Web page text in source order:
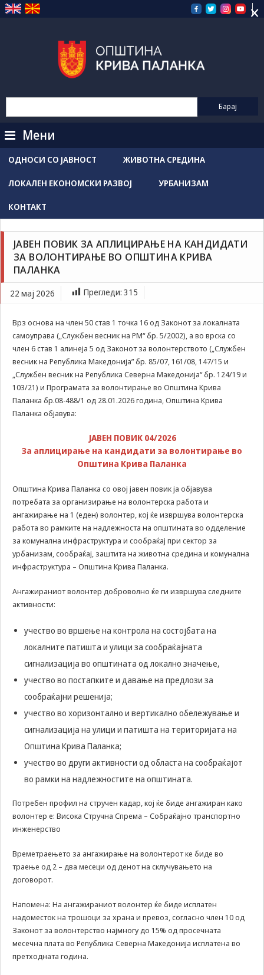
Прескокнете
Мени
ОДНОСИ СО ЈАВНОСТ ЖИВОТНА СРЕДИНА
ЛОКАЛЕН ЕКОНОМСКИ РАЗВОЈ УРБАНИЗАМ
КОНТАКТ
ЈАВЕН ПОВИК ЗА АПЛИЦИРАЊЕ НА КАНДИДАТИ
ЗА ВОЛОНТИРАЊЕ ВО ОПШТИНА КРИВА
ПАЛАНКА
22 мај 2026 Прегледи: 315
Новости / Настани Соопштенија
мај 22, 2026 Grozdancho Hristovski
Јавен повик за аплицирање на кандидати за
волонтирање во Општина Крива Паланка
Врз основа на член 50 став 1 точка 16 од Законот за локалната
самоуправа („Службен весник на РМ“ бр. 5/2002), а во врска со
член 6 став 1 алинеја 5 од Законот за волонтерството („Службен
весник на Република Македонија” бр. 85/07, 161/08, 147/15 и
„Службен весник на Република Северна Македонија“ бр. 124/19 и
103/21) и Програмата за волонтирање во Општина Крива
Паланка бр.08-488/1 од 28.01.2026 година, Општина Крива
Паланка објавува:
ЈАВЕН ПОВИК 04/2026
За аплицирање на кандидати за волонтирање во
Општина Крива Паланка
Општина Крива Паланка со овој јавен повик ја објавува
потребата за организирање на волонтерска работа и
ангажирање на 1 (еден) волонтер, кој ќе извршува волонтерска
работа во рамките на надлежноста на општината во одделение
за комунална инфраструктура и сообраќај при сектор за
урбанизам, сообраќај, заштита на животна средина и комунална
инфраструктура – Општина Крива Паланка.
Ангажираниот волонтер доброволно ќе ги извршува следните
активности:
учество во вршење на контрола на состојбата на
локалните патишта и улици за сообраќајната
сигнализација во општината од локално значење,
учество во постапките и давање на предлози за
сообраќајни решенија;
учество во хоризонтално и вертикално обележување и
сигнализација на улици и патишта на територијата на
Општина Крива Паланка;
учество во други активности од областа на сообраќајот
во рамки на надлежностите на општината.
Потребен профил на стручен кадар, кој ќе биде ангажиран како
волонтер е: Висока Стручна Спрема – Собраќајно транспортно
инженерство
Времетраењето за ангажирање на волонтерот ке биде во
траење од 2 – два месеци од денот на склучувањето на
договорот.
Напомена: На ангажираниот волонтер ќе биде исплатен
надоместок на трошоци за храна и превоз, согласно член 10 од
Законот за волонтерство најмногу до 15% од просечната
месечна плата во Република Северна Македонија исплатена во
претходната година.
×
Сесиските
зачувуваат во
датотеката на
колачето на
Вашиот интернет
пребарувач
завршите сесијата
на него. Овие
одредени
апликации или
функционалности
нејзина правилна
работа.Сесиските
колачиња се
користат со цел
да Ви
овозможиме да
ги добиете
услугите кои сте
преку нашата веб
услугите кои сте
да може да Ви
бидат
Овие колачиња
бидат избришани
од Вашиот уред
со прекинување
затворање на
Овие колачиња
користат за
запомнување на
активности како
што е на пример
(„Apply for this
job“), при
враќање на
претходната